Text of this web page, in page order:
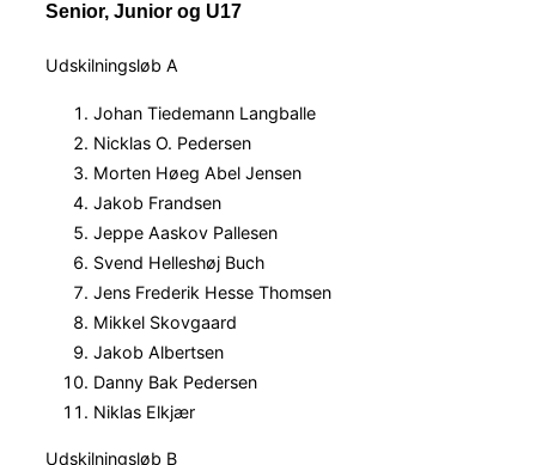
Senior, Junior og U17
Udskilningsløb A
Johan Tiedemann Langballe
Nicklas O. Pedersen
Morten Høeg Abel Jensen
Jakob Frandsen
Jeppe Aaskov Pallesen
Svend Helleshøj Buch
Jens Frederik Hesse Thomsen
Mikkel Skovgaard
Jakob Albertsen
Danny Bak Pedersen
Niklas Elkjær
Udskilningsløb B